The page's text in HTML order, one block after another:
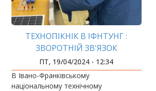
ТЕХНОПІКНІК В ІФНТУНГ :
ЗВОРОТНІЙ ЗВ'ЯЗОК
ПТ, 19/04/2024 - 12:34
В Івано-Франківському
національному технічному